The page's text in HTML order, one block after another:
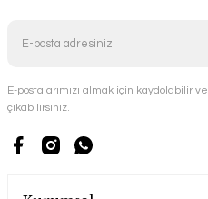
E-postalarımızı almak için kaydolabilir
çıkabilirsiniz.